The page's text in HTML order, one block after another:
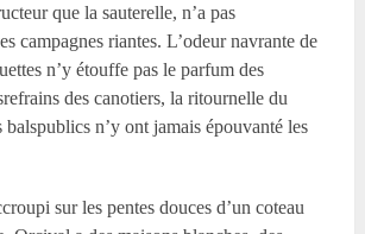
que la sauterelle, n’a pas
campagnes riantes. L’odeur navrante de
n’y étouffe pas le parfum des
des canotiers, la ritournelle du
balspublics n’y ont jamais épouvanté les
sur les pentes douces d’un coteau